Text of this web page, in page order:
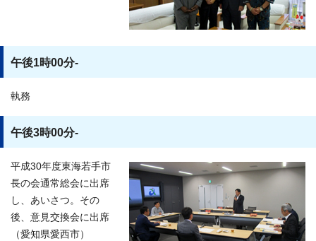
午後1時00分-
執務
午後3時00分-
平成30年度東海若手市
長の会通常総会に出席
し、あいさつ。その
後、意見交換会に出席
（愛知県愛西市）